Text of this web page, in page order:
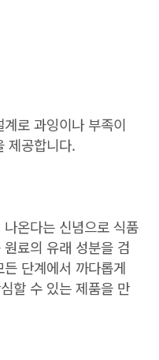
로 과잉이나 부족이
제공합니다.
온다는 신념으로 식품
료의 유래 성분을 검
단계에서 까다롭게
할 수 있는 제품을 만